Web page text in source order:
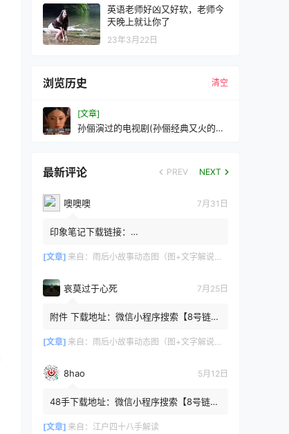
英语老师好凶又好软，老师今
天晚上就让你了
23年3月22日
浏览历史 清空
[文章]
孙俪演过的电视剧(孙俪经典又火的十
最新评论 PREV NEXT
噢噢噢 7月31日
印象笔记下载链接：
[文章] 来自： 雨后小故事动态图（图+文字解说版）
哀莫过于心死 7月25日
附件 下载地址：微信小程序搜索【8号链
或保存下方二维码微信里...
[文章] 来自： 雨后小故事动态图（图+文字解说版）
8hao 5月12日
48手下载地址：微信小程序搜索【8号链
或保存下方二维码微信里识别
[文章] 来自： 江户四十八手解读